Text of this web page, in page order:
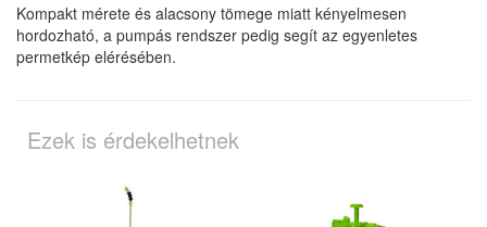
Kompakt mérete és alacsony tömege miatt kényelmesen
hordozható, a pumpás rendszer pedig segít az egyenletes
permetkép elérésében.
Ezek is érdekelhetnek